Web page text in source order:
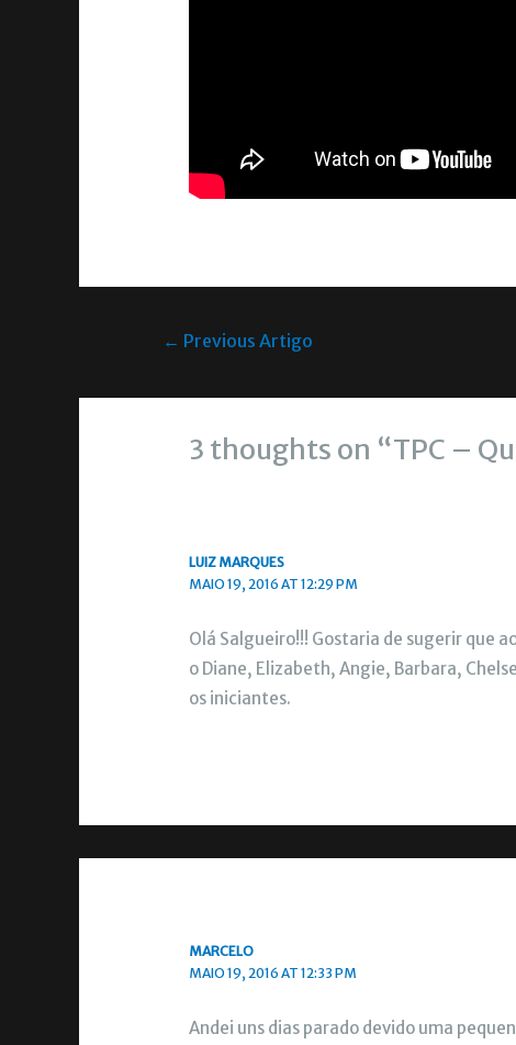
← Previous Artigo
3 thoughts on “TPC –
LUIZ MARQUES
MAIO 19, 2016 AT 12:29 PM
Olá Salgueiro!!! Gostaria de sugerir que
o Diane, Elizabeth, Angie, Barbara,
os iniciantes.
MARCELO
MAIO 19, 2016 AT 12:33 PM
Andei uns dias parado devido uma